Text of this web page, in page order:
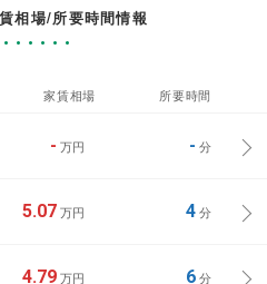
相場/所要時間情報
家賃相場 所要時間
- 万円 - 分
5.07 万円 4分
4.79 万円 6分